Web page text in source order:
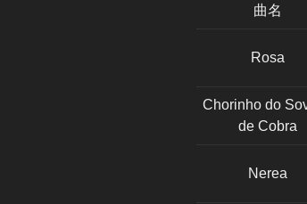
曲名
Rosa
Chorinho do
de Cobra
Nerea